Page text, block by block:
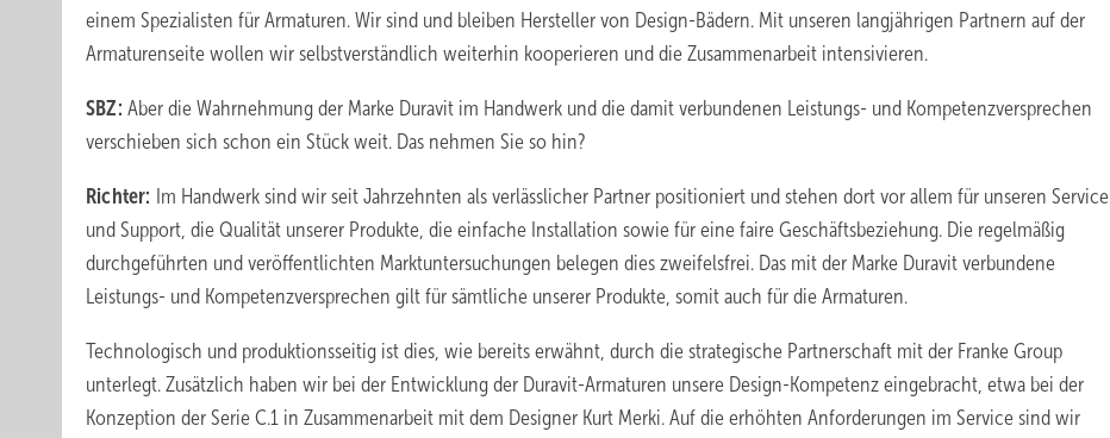
einem Spezialisten für Armaturen. Wir sind und bleiben Hersteller von Design-Bädern. Mit unseren langjährigen Partnern auf der
Armaturenseite wollen wir selbstverständlich weiterhin kooperieren und die Zusammenarbeit intensivieren.
SBZ: Aber die Wahrnehmung der Marke Duravit im Handwerk und die damit verbundenen Leistungs- und Kompetenzversprechen
verschieben sich schon ein Stück weit. Das nehmen Sie so hin?
Richter: Im Handwerk sind wir seit Jahrzehnten als verlässlicher Partner positioniert und stehen dort vor allem für unseren Service
und Support, die Qualität unserer Produkte, die einfache Installation sowie für eine faire Geschäftsbeziehung. Die regelmäßig
durchgeführten und veröffentlichten Marktuntersuchungen belegen dies zweifelsfrei. Das mit der Marke Duravit verbundene
Leistungs- und Kompetenzversprechen gilt für sämtliche unserer Produkte, somit auch für die Armaturen.
Technologisch und produktionsseitig ist dies, wie bereits erwähnt, durch die strategische Partnerschaft mit der Franke Group
unterlegt. Zusätzlich haben wir bei der Entwicklung der Duravit-Armaturen unsere Design-Kompetenz eingebracht, etwa bei der
Konzeption der Serie C.1 in Zusammenarbeit mit dem Designer Kurt Merki. Auf die erhöhten Anforderungen im Service sind wir